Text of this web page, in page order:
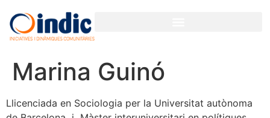
Marina Guinó
Llicenciada en Sociologia per la Universitat autònoma